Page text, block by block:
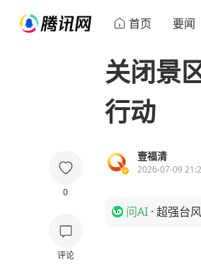
首页 要闻
0
评论
关闭景
行动
壹福清
2026-07-09
问AI · 超强台